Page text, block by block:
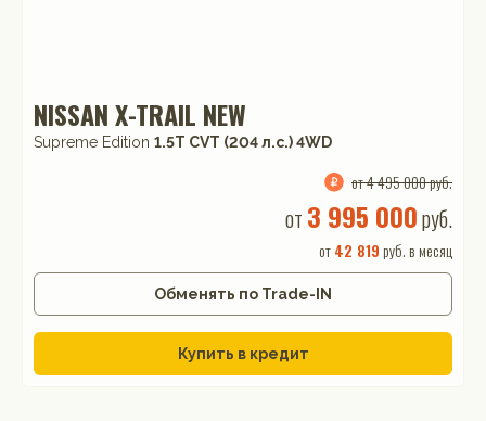
NISSAN X-TRAIL NEW
Supreme Edition 1.5T CVT (204 л.с.) 4WD
от 4 495 000 руб.
от 3 995 000руб.
от42 819 руб. в месяц
Обменять по Trade-IN
Купить в кредит